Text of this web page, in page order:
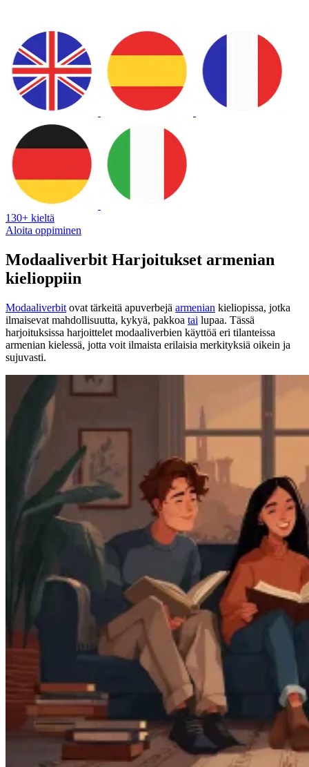
130+ kieltä
Aloita oppiminen
Modaaliverbit Harjoitukset armenian
kielioppiin
Modaaliverbit ovat tärkeitä apuverbejä armenian kieliopissa, jotka
ilmaisevat mahdollisuutta, kykyä, pakkoa tai lupaa. Tässä
harjoituksissa harjoittelet modaaliverbien käyttöä eri tilanteissa
armenian kielessä, jotta voit ilmaista erilaisia merkityksiä oikein ja
sujuvasti.